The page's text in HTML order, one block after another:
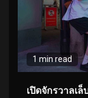
1 min read
เปิดจักรวาลเล็